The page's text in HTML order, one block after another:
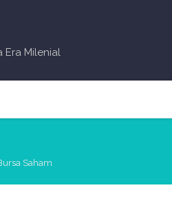
Era Milenial
Saham